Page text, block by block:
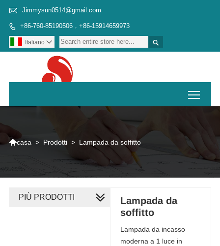
 Jimmysun0514@gmail.com
 +86-760-85190506，+86-15914659973

Italiano 
casa > Prodotti > Lampada da soffitto
Lampada da
soffitto
Lampada da incasso
moderna a 1 luce in
PIÙ PRODOTTI